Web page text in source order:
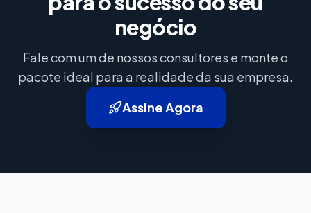
negócio
Fale com um de nossos consultores e monte o
pacote ideal para a realidade da sua empresa.
Assine Agora